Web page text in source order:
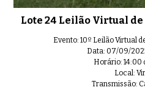
Lote 24 Leilão Virtual de
Evento: 10º Leilão Virtual
Data: 07/09/
Horário: 14:00
Local:
Transmissão: